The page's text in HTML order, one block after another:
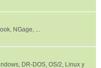
NGage, ...
DR-DOS, OS/2, Linux y